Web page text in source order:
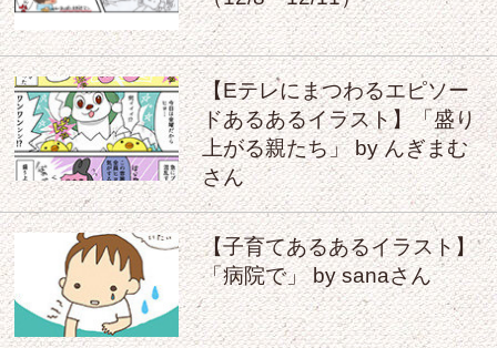
【Eテレにまつわるエピソー
ドあるあるイラスト】「盛り
上がる親たち」 by んぎまむ
さん
【子育てあるあるイラスト】
「病院で」 by sanaさん